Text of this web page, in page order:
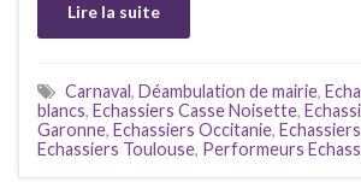
Lire la suite
Carnaval, Déambulation de mairie,
blancs, Echassiers Casse Noisette,
Garonne, Echassiers Occitanie,
Echassiers Toulouse, Performeurs